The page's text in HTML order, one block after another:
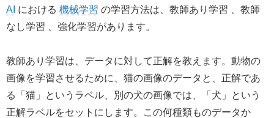
AI における 機械学習 の学習方法は、教師あり学習 、教師
なし学習 、強化学習があります。
教師あり学習は、データに対して正解を教えます。動物の
画像を学習させるために、猫の画像のデータと、正解であ
る「猫」というラベル、別の犬の画像では、「犬」という
正解ラベルをセットにします。この何種類ものデータか